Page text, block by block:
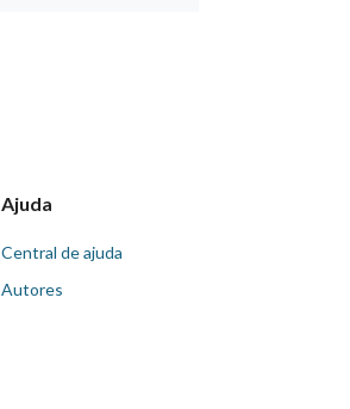
Ajuda
Central de ajuda
Autores